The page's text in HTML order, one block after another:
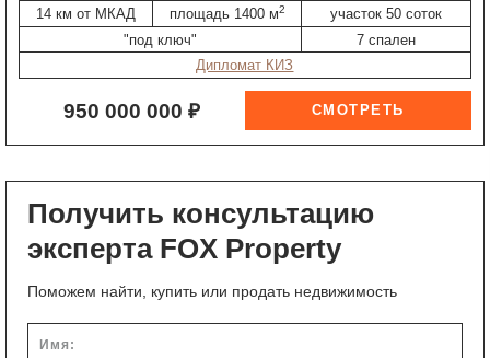
14 км от МКАД
площадь 1400 м2
участок 50 соток
"под ключ"
7 спален
Дипломат КИЗ
950 000 000 ₽
Получить консультацию
эксперта FOX Property
Поможем найти, купить или продать недвижимость
Имя: